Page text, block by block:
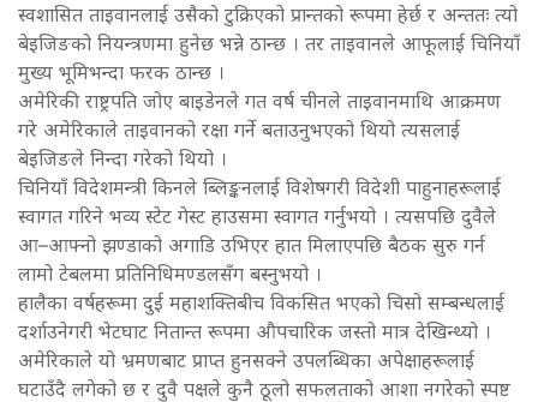
स्वशासित ताइवानलाई उसैको टुक्रिएको प्रान्तको रूपमा हेर्छ र अन्ततः त्यो
बेइजिङको नियन्त्रणमा हुनेछ भन्ने ठान्छ । तर ताइवानले आफूलाई चिनियाँ
मुख्य भूमिभन्दा फरक ठान्छ ।
अमेरिकी राष्ट्रपति जोए बाइडेनले गत वर्ष चीनले ताइवानमाथि आक्रमण
गरे अमेरिकाले ताइवानको रक्षा गर्ने बताउनुभएको थियो त्यसलाई
बेइजिङले निन्दा गरेको थियो ।
चिनियाँ विदेशमन्त्री किनले ब्लिङ्कनलाई विशेषगरी विदेशी पाहुनाहरूलाई
स्वागत गरिने भव्य स्टेट गेस्ट हाउसमा स्वागत गर्नुभयो । त्यसपछि दुवैले
आ–आफ्नो झण्डाको अगाडि उभिएर हात मिलाएपछि बैठक सुरु गर्न
लामो टेबलमा प्रतिनिधिमण्डलसँग बस्नुभयो ।
हालैका वर्षहरूमा दुई महाशक्तिबीच विकसित भएको चिसो सम्बन्धलाई
दर्शाउनेगरी भेटघाट नितान्त रूपमा औपचारिक जस्तो मात्र देखिन्थ्यो ।
अमेरिकाले यो भ्रमणबाट प्राप्त हुनसक्ने उपलब्धिका अपेक्षाहरूलाई
घटाउँदै लगेको छ र दुवै पक्षले कुनै ठूलो सफलताको आशा नगरेको स्पष्ट